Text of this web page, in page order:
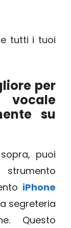
tutti i tuoi
per
vocale
su
puoi
iPhone
segreteria
Questo